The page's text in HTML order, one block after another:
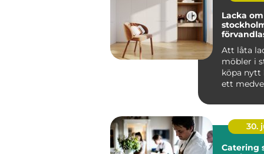
Lacka
stockholm
Att låta
möbler i
köpa nytt
ett
30.
Catering